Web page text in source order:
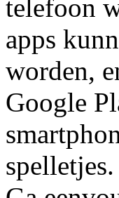
telefoon
apps
worden,
Google